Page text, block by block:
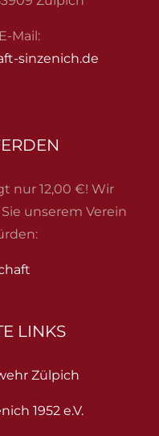
Mail:
sinzenich.de
nur 12,00 €! Wir
unserem Verein
LINKS
Zülpich
1952 e.V.